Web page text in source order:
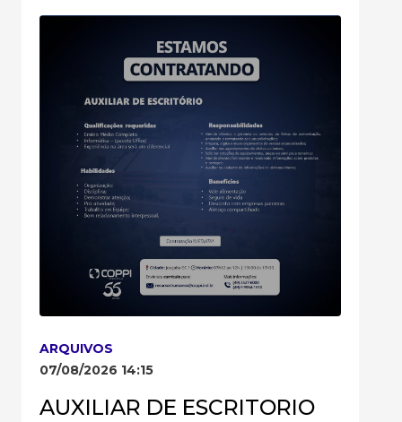
ARQUIVOS
07/08/2026 14:15
AUXILIAR DE ESCRITORIO